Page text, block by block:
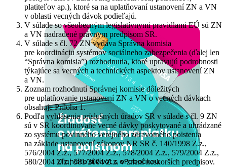
platiteľov ap.), ktoré sa na uplatňovaní ustanovení ZN a VN
v oblasti vecných dávok podieľajú.
V súlade so všeobecným legislatívnymi pravidlami EÚ sú ZN
a VN nadradené právnym predpisom SR.
V súlade s čl. 72 ZN vydáva Správna komisia
pre koordináciu systémov sociálneho zabezpečenia (ďalej len
“Správna komisia”) rozhodnutia, ktoré upravujú podrobnosti
týkajúce sa vecných a technických aspektov ustanovení ZN
a VN.
Zoznam rozhodnutí Správnej komisie dôležitých
pre uplatňovanie ustanovení ZN a VN o vecných dávkach
obsahuje Príloha 1.
Podľa vyhlásenia príslušných úradov SR v súlade s čl. 9 ZN
sú v SR koordinované vecné dávky poskytované a uhrádzané
zo systému povinného verejného zdravotného poistenia
na základe ustanovení zákonov NR SR č. 140/1998 Z.z.,
576/2004 Z.z., 577/2004 Z.z., 578/2004 Z.z., 579/2004 Z.z.,
580/2004 Z.z., 581/2004 Z.z. v znení neskorších predpisov.